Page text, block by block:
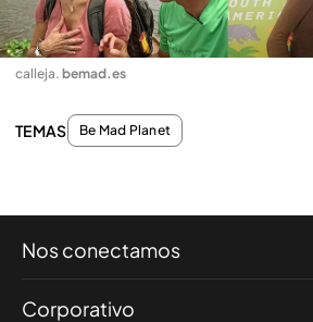
calleja. bemad.es
TEMAS Be Mad Planet
Nos conectamos
Corporativo